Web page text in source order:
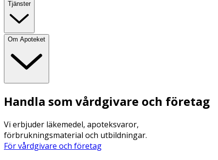
Tjänster
Om Apoteket
Handla som vårdgivare och företag
Vi erbjuder läkemedel, apoteksvaror,
förbrukningsmaterial och utbildningar.
För vårdgivare och företag